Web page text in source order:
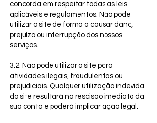
concorda em respeitar todas as leis
aplicáveis e regulamentos. Não pode
utilizar o site de forma a causar dano,
prejuízo ou interrupção dos nossos
serviços.
3.2. Não pode utilizar o site para
atividades ilegais, fraudulentas ou
prejudiciais. Qualquer utilização indevida
do site resultará na rescisão imediata da
sua conta e poderá implicar ação legal.